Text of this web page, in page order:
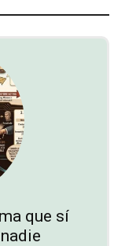
que sí